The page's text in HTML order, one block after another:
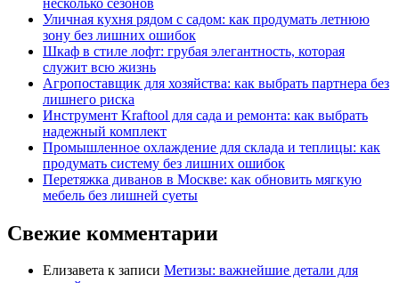
Уличная кухня рядом с садом: как продумать летнюю
зону без лишних ошибок
Шкаф в стиле лофт: грубая элегантность, которая
служит всю жизнь
Агропоставщик для хозяйства: как выбрать партнера без
лишнего риска
Инструмент Kraftool для сада и ремонта: как выбрать
надежный комплект
Промышленное охлаждение для склада и теплицы: как
продумать систему без лишних ошибок
Перетяжка диванов в Москве: как обновить мягкую
мебель без лишней суеты
Свежие комментарии
Елизавета к записи Метизы: важнейшие детали для